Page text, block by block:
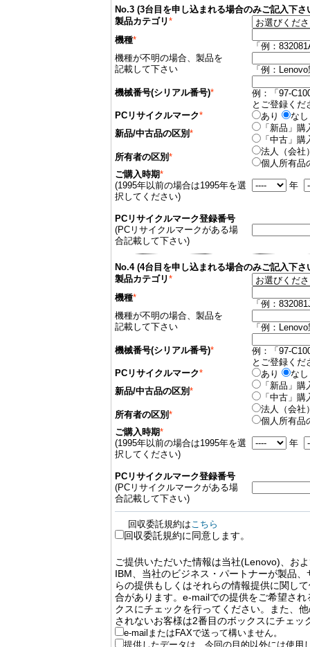
No.3 (3台目を申し込まれる場合のみご記入下さ
製品カテゴリ*
機種*
「例：
機種が不明の場合、製品を
記載して下さい
「例：
機械番号(シリアル番号)*
例：「97-
とご登録くだ
PCリサイクルマーク* あり
なし
新品/中古品の区別 *
「新品」
「中古」
所有者の区別 *
法人（会社
個人所有品
ご購入時期*
(1995年以前の場合は1995年を選
択してください)
年
PCリサイクルマーク登録番号
(PCリサイクルマークがある場
合記載して下さい)
No.4 (4台目を申し込まれる場合のみご記入下さ
製品カテゴリ*
機種*
「例：
機種が不明の場合、製品を
記載して下さい
「例：
機械番号(シリアル番号)*
例：「97-
とご登録くだ
PCリサイクルマーク* あり
なし
新品/中古品の区別 *
「新品」
「中古」
所有者の区別 *
法人（会社
個人所有品
ご購入時期*
(1995年以前の場合は1995年を選
択してください)
年
PCリサイクルマーク登録番号
(PCリサイクルマークがある場
合記載して下さい)
回収委託規約はこちら
回収委託規約に同意します。
ご提供いただいた情報は当社(Lenovo)、お
IBM、当社のビジネス・パートナーが製品
らの提供もしくはそれらの情報提供に関し
合があります。e-mailでの提供をご希望さ
クスにチェックを行ってください。また、
されないお客様は2番目のボックスにチェッ
e-mailまたはFAXで送って構いません。
提供したデータは、今回の目的以外には使用